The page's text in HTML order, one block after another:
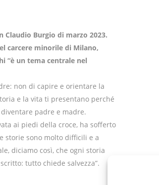
Claudio Burgio di marzo 2023.
carcere minorile di Milano,
“è un tema centrale nel
non di capire e orientare la
e la vita ti presentano perché
padre e madre.
ai piedi della croce, ha sofferto
storie sono molto difficili e a
diciamo così, che ogni storia
tutto chiede salvezza”.